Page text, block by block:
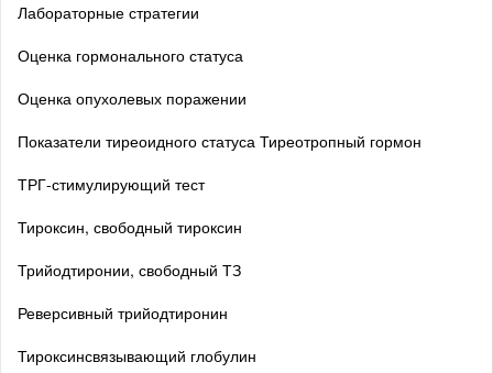
Лабораторные стратегии
Оценка гормонального статуса
Оценка опухолевых поражении
Показатели тиреоидного статуса Тиреотропный гормон
ТРГ-стимулирующий тест
Тироксин, свободный тироксин
Трийодтиронии, свободный ТЗ
Реверсивный трийодтиронин
Тироксинсвязывающий глобулин